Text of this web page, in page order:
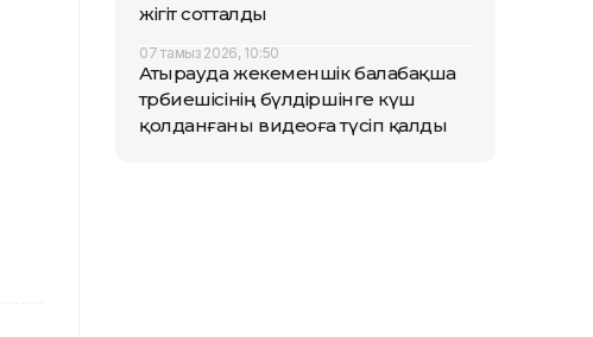
жігіт сотталды
07 тамыз 2026, 10:50
Атырауда жекеменшік балабақша
тәрбиешісінің бүлдіршінге күш
қолданғаны видеоға түсіп қалды